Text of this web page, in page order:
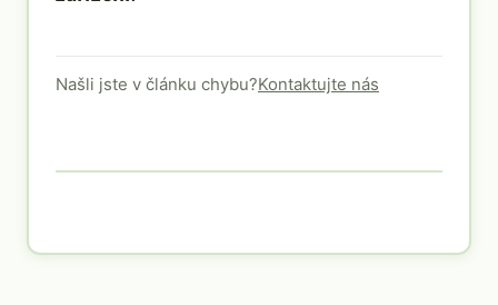
Našli jste v článku chybu?Kontaktujte nás